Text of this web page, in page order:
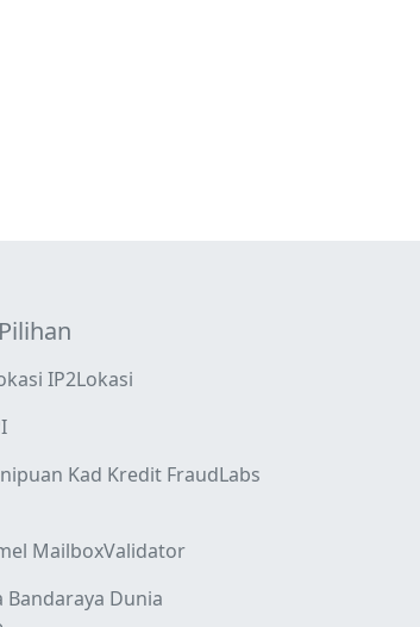
IP2Lokasi
Kad Kredit FraudLabs
MailboxValidator
Bandaraya Dunia